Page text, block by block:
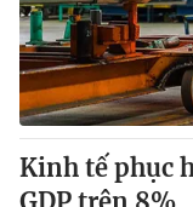
Kinh tế phục